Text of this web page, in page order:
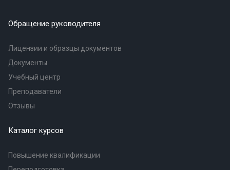
Обращение руководителя
Лицензии и образцы документов
Документы
Учебный центр
Преподаватели
Отзывы
Каталог курсов
Повышение квалификации